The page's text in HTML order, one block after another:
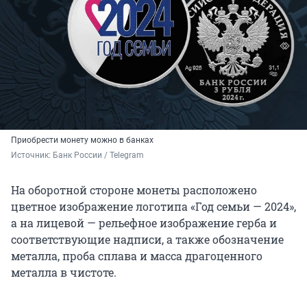
Приобрести монету можно в банках
Источник: Банк России / Telegram
На оборотной стороне монеты расположено
цветное изображение логотипа «Год семьи — 2024»,
а на лицевой — рельефное изображение герба и
соответствующие надписи, а также обозначение
металла, проба сплава и масса драгоценного
металла в чистоте.